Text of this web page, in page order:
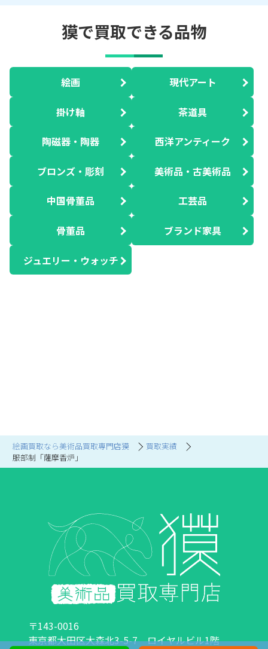
絵画買取なら美術品買取専門店獏
買取実績
服部制「薩摩香炉」
獏で買取できる品物
絵画 現代アート
掛け軸 茶道具
陶磁器・陶器 西洋アンティーク
ブロンズ・彫刻 美術品・古美術品
中国骨董品 工芸品
骨董品 ブランド家具
ジュエリー・ウォッチ
〒143-0016
東京都大田区大森北3-5-7 ロイヤルビル1階